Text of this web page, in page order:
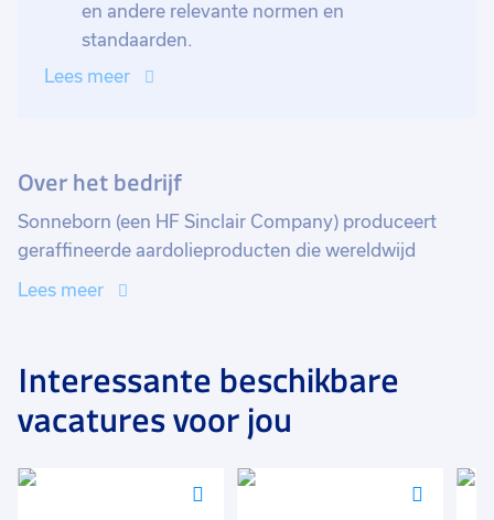
en andere relevante normen en
standaarden.
Lees meer
Over het bedrijf
Sonneborn (een HF Sinclair Company) produceert
geraffineerde aardolieproducten die wereldwijd
worden gebruikt in de farmacie, personal care,
het Midden-Oosten. Hun producten omvatten onder
andere witte oliën en vaselines waarvan jij het
eindproduct waarschijnlijk in huis heb liggen. Het
aandacht voor de individuele werknemers en heeft
loopbaanontwikkeling/opleidingen hoog in het
Lees meer
Interessante beschikbare
vacatures voor jou
Voeg
Voeg